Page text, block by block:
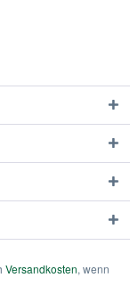
Versandkosten, wenn